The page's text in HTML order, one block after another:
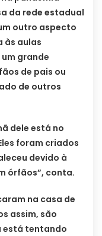
da rede estadual
outro aspecto
às aulas
grande
de pais ou
de outros
dele está no
foram criados
devido à
órfãos”, conta.
na casa de
assim, são
está tentando